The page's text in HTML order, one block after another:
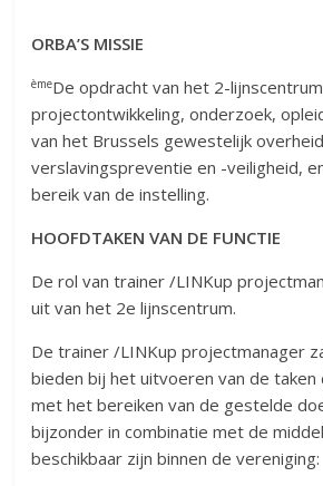
ORBA’S MISSIE
èmeDe opdracht van het 2-
projectontwikkeling, onderzoek,
van het Brussels gewestelijk
verslavingspreventie en -veiligheid,
bereik van de instelling.
HOOFDTAKEN VAN DE FUNCTIE
De rol van trainer /LINKup
uit van het 2e lijnscentrum.
De trainer /LINKup projectmanager
bieden bij het uitvoeren van de taken
met het bereiken van de gestelde
bijzonder in combinatie met de
beschikbaar zijn binnen de vereniging: